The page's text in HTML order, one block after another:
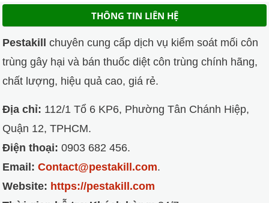
THÔNG TIN LIÊN HỆ
Pestakill
chuyên cung cấp dịch vụ kiểm soát mối côn
trùng gây hại và bán thuốc diệt côn trùng chính hãng,
chất lượng, hiệu quả cao, giá rẻ.
Địa chỉ: 112/1 Tổ 6 KP6, Phường Tân Chánh Hiệp,
Quận 12, TPHCM.
Điện thoại: 0903 682 456.
Email: Contact@pestakill.com.
Website: https://pestakill.com